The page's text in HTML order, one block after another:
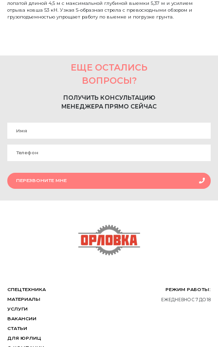
лопатой длиной 4,5 м с максимальной глубиной выемки 5,37 м и усилием
отрыва ковша 53 кН. Узкая S-образная стрела с превосходными обзором и
грузоподъемностью упрощает работу по выемке и погрузке грунта.
ЕЩЕ ОСТАЛИСЬ
ВОПРОСЫ?
ПОЛУЧИТЬ КОНСУЛЬТАЦИЮ
МЕНЕДЖЕРА ПРЯМО СЕЙЧАС
ПЕРЕЗВОНИТЕ МНЕ
СПЕЦТЕХНИКА
МАТЕРИАЛЫ
УСЛУГИ
ВАКАНСИИ
СТАТЬИ
ДЛЯ ЮРЛИЦ
РЕЖИМ РАБОТЫ:
ЕЖЕДНЕВНО С 7 ДО 18